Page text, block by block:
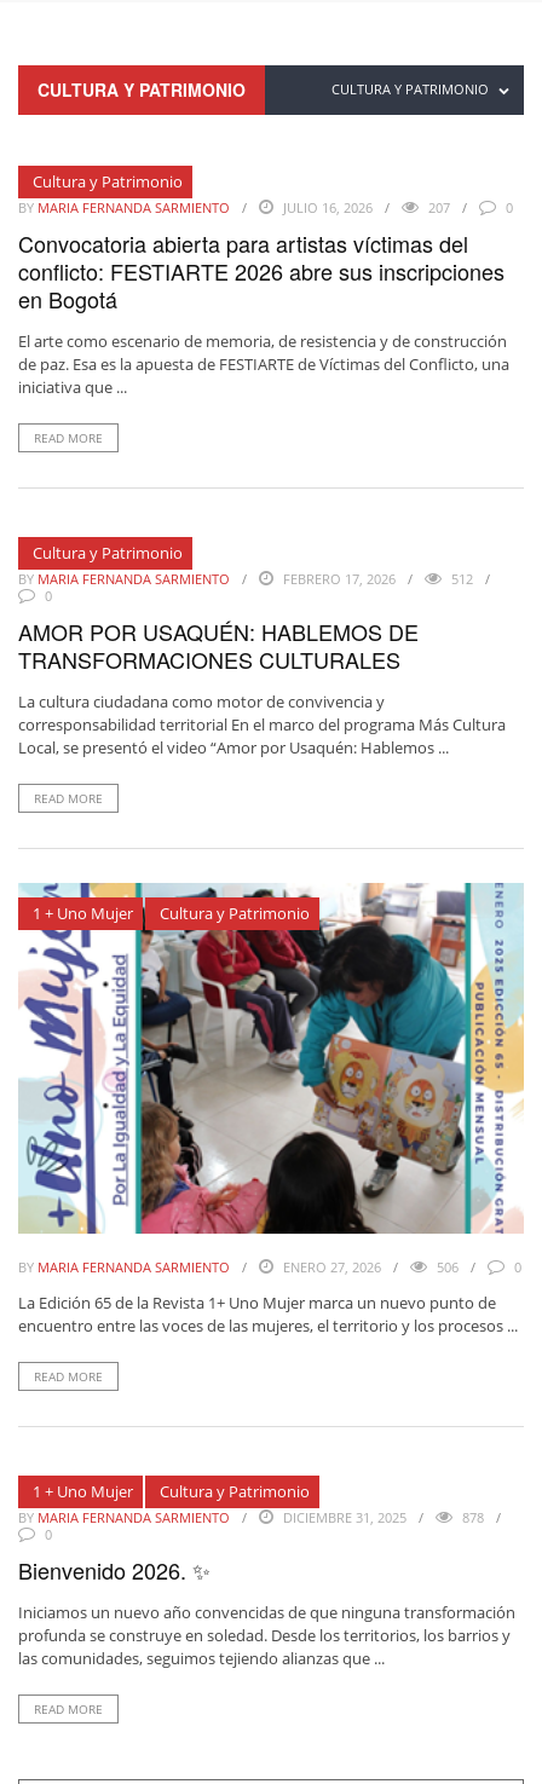
CULTURA Y PATRIMONIO CULTURA Y PATRIMONIO
Cultura y Patrimonio
BY MARIA FERNANDA SARMIENTO JULIO 16, 2026 207 0
Convocatoria abierta para artistas víctimas del
conflicto: FESTIARTE 2026 abre sus inscripciones
en Bogotá
El arte como escenario de memoria, de resistencia y de construcción
de paz. Esa es la apuesta de FESTIARTE de Víctimas del Conflicto, una
iniciativa que ...
READ MORE
Cultura y Patrimonio
BY MARIA FERNANDA SARMIENTO FEBRERO 17, 2026
512
0
AMOR POR USAQUÉN: HABLEMOS DE
TRANSFORMACIONES CULTURALES
La cultura ciudadana como motor de convivencia y
corresponsabilidad territorial En el marco del programa Más Cultura
Local, se presentó el video “Amor por Usaquén: Hablemos ...
READ MORE
1 + Uno Mujer Cultura y Patrimonio
BY MARIA FERNANDA SARMIENTO ENERO 27, 2026 506 0
La Edición 65 de la Revista 1+ Uno Mujer marca un nuevo punto de
encuentro entre las voces de las mujeres, el territorio y los procesos ...
READ MORE
1 + Uno Mujer Cultura y Patrimonio
BY MARIA FERNANDA SARMIENTO DICIEMBRE 31, 2025
878
0
Bienvenido 2026. ✨
Iniciamos un nuevo año convencidas de que ninguna transformación
profunda se construye en soledad. Desde los territorios, los barrios y
las comunidades, seguimos tejiendo alianzas que ...
READ MORE